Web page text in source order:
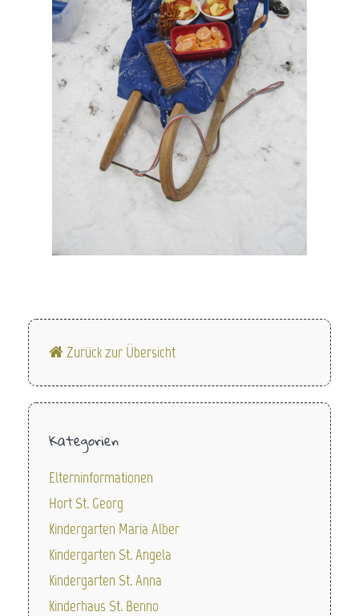
Zurück zur Übersicht
Kategorien
Elterninformationen
Hort St. Georg
Kindergarten Maria Alber
Kindergarten St. Angela
Kindergarten St. Anna
Kinderhaus St. Benno